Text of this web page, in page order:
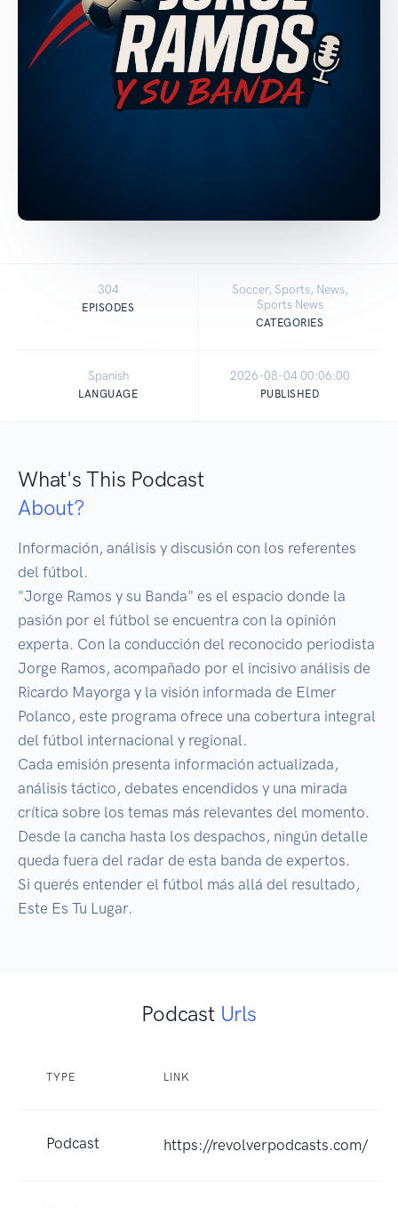
304
EPISODES
Soccer, Sports, News,
Sports News
CATEGORIES
Spanish
LANGUAGE
2026-08-04 00:06:00
PUBLISHED
What's This Podcast
About?
Información, análisis y discusión con los referentes
del fútbol.
"Jorge Ramos y su Banda" es el espacio donde la
pasión por el fútbol se encuentra con la opinión
experta. Con la conducción del reconocido periodista
Jorge Ramos, acompañado por el incisivo análisis de
Ricardo Mayorga y la visión informada de Elmer
Polanco, este programa ofrece una cobertura integral
del fútbol internacional y regional.
Cada emisión presenta información actualizada,
análisis táctico, debates encendidos y una mirada
crítica sobre los temas más relevantes del momento.
Desde la cancha hasta los despachos, ningún detalle
queda fuera del radar de esta banda de expertos.
Si querés entender el fútbol más allá del resultado,
Este Es Tu Lugar.
Podcast Urls
TYPE LINK
Podcast https://revolverpodcasts.com/